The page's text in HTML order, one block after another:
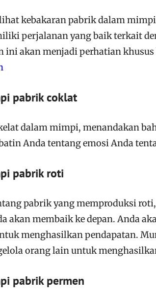
kebakaran pabrik dalam
perjalanan yang baik terkait
ini akan menjadi perhatian khusus
pabrik coklat
dalam mimpi, menandakan
Anda tentang emosi Anda
pabrik roti
pabrik yang memproduksi
akan membaik ke depan. Anda
menghasilkan pendapatan.
orang lain untuk
pabrik permen